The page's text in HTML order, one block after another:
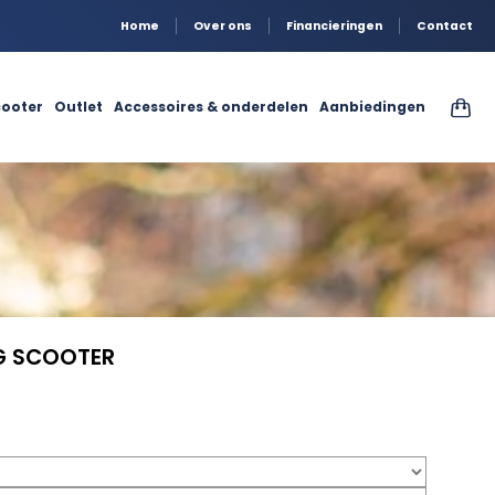
Home Over ons Financieringen Contact
Outlet Accessoires & onderdelen Aanbiedingen
SCOOTER